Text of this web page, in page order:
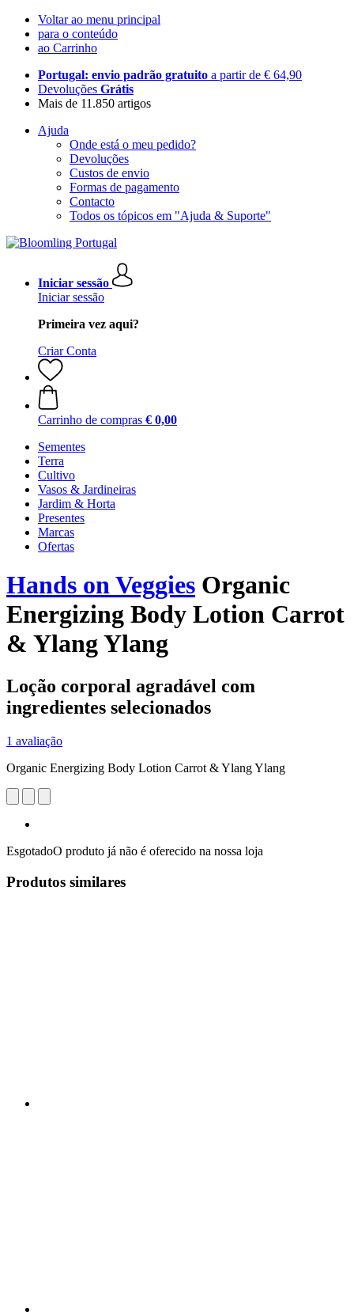
Voltar ao menu principal
para o conteúdo
ao Carrinho
Portugal: envio padrão gratuito a partir de € 64,90
Devoluções Grátis
Mais de 11.850 artigos
Ajuda
Onde está o meu pedido?
Devoluções
Custos de envio
Formas de pagamento
Contacto
Todos os tópicos em "Ajuda & Suporte"
Iniciar sessão
Iniciar sessão
Primeira vez aqui?
Criar Conta
Carrinho de compras € 0,00
Sementes
Terra
Cultivo
Vasos & Jardineiras
Jardim & Horta
Presentes
Marcas
Ofertas
Hands on Veggies Organic
Energizing Body Lotion Carrot
& Ylang Ylang
Loção corporal agradável com
ingredientes selecionados
1 avaliação
Organic Energizing Body Lotion Carrot & Ylang Ylang
EsgotadoO produto já não é oferecido na nossa loja
Produtos similares